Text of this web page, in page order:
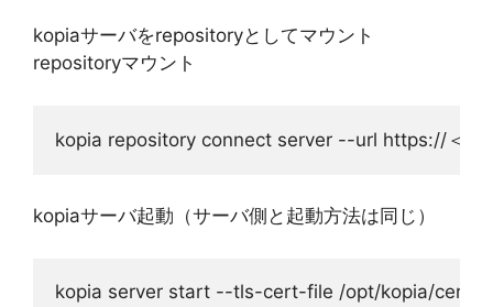
kopiaサーバをrepositoryとしてマウント
repositoryマウント
kopia repository connect server --url https://＜
kopiaサーバ起動（サーバ側と起動方法は同じ）
kopia server start --tls-cert-file /opt/kopia/